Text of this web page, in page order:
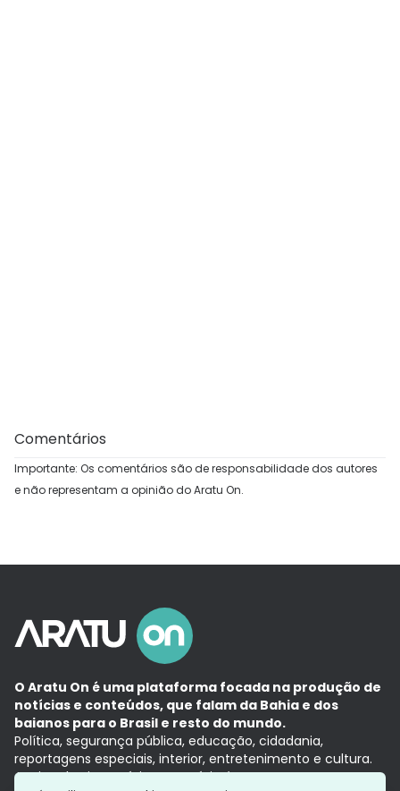
Comentários
Importante: Os comentários são de responsabilidade dos autores
e não representam a opinião do Aratu On.
O Aratu On é uma plataforma focada na produção de
notícias e conteúdos, que falam da Bahia e dos
baianos para o Brasil e resto do mundo.
Política, segurança pública, educação, cidadania,
reportagens especiais, interior, entretenimento e cultura.
Aqui, tudo vira notícia e a notícia é no tempo presente,